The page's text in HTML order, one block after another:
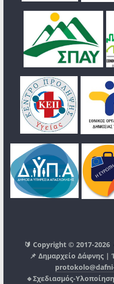
🔰 Copyright © 2017-2026
📌 Δημαρχείο Δάφνης |
🔹Σχεδιασμός-